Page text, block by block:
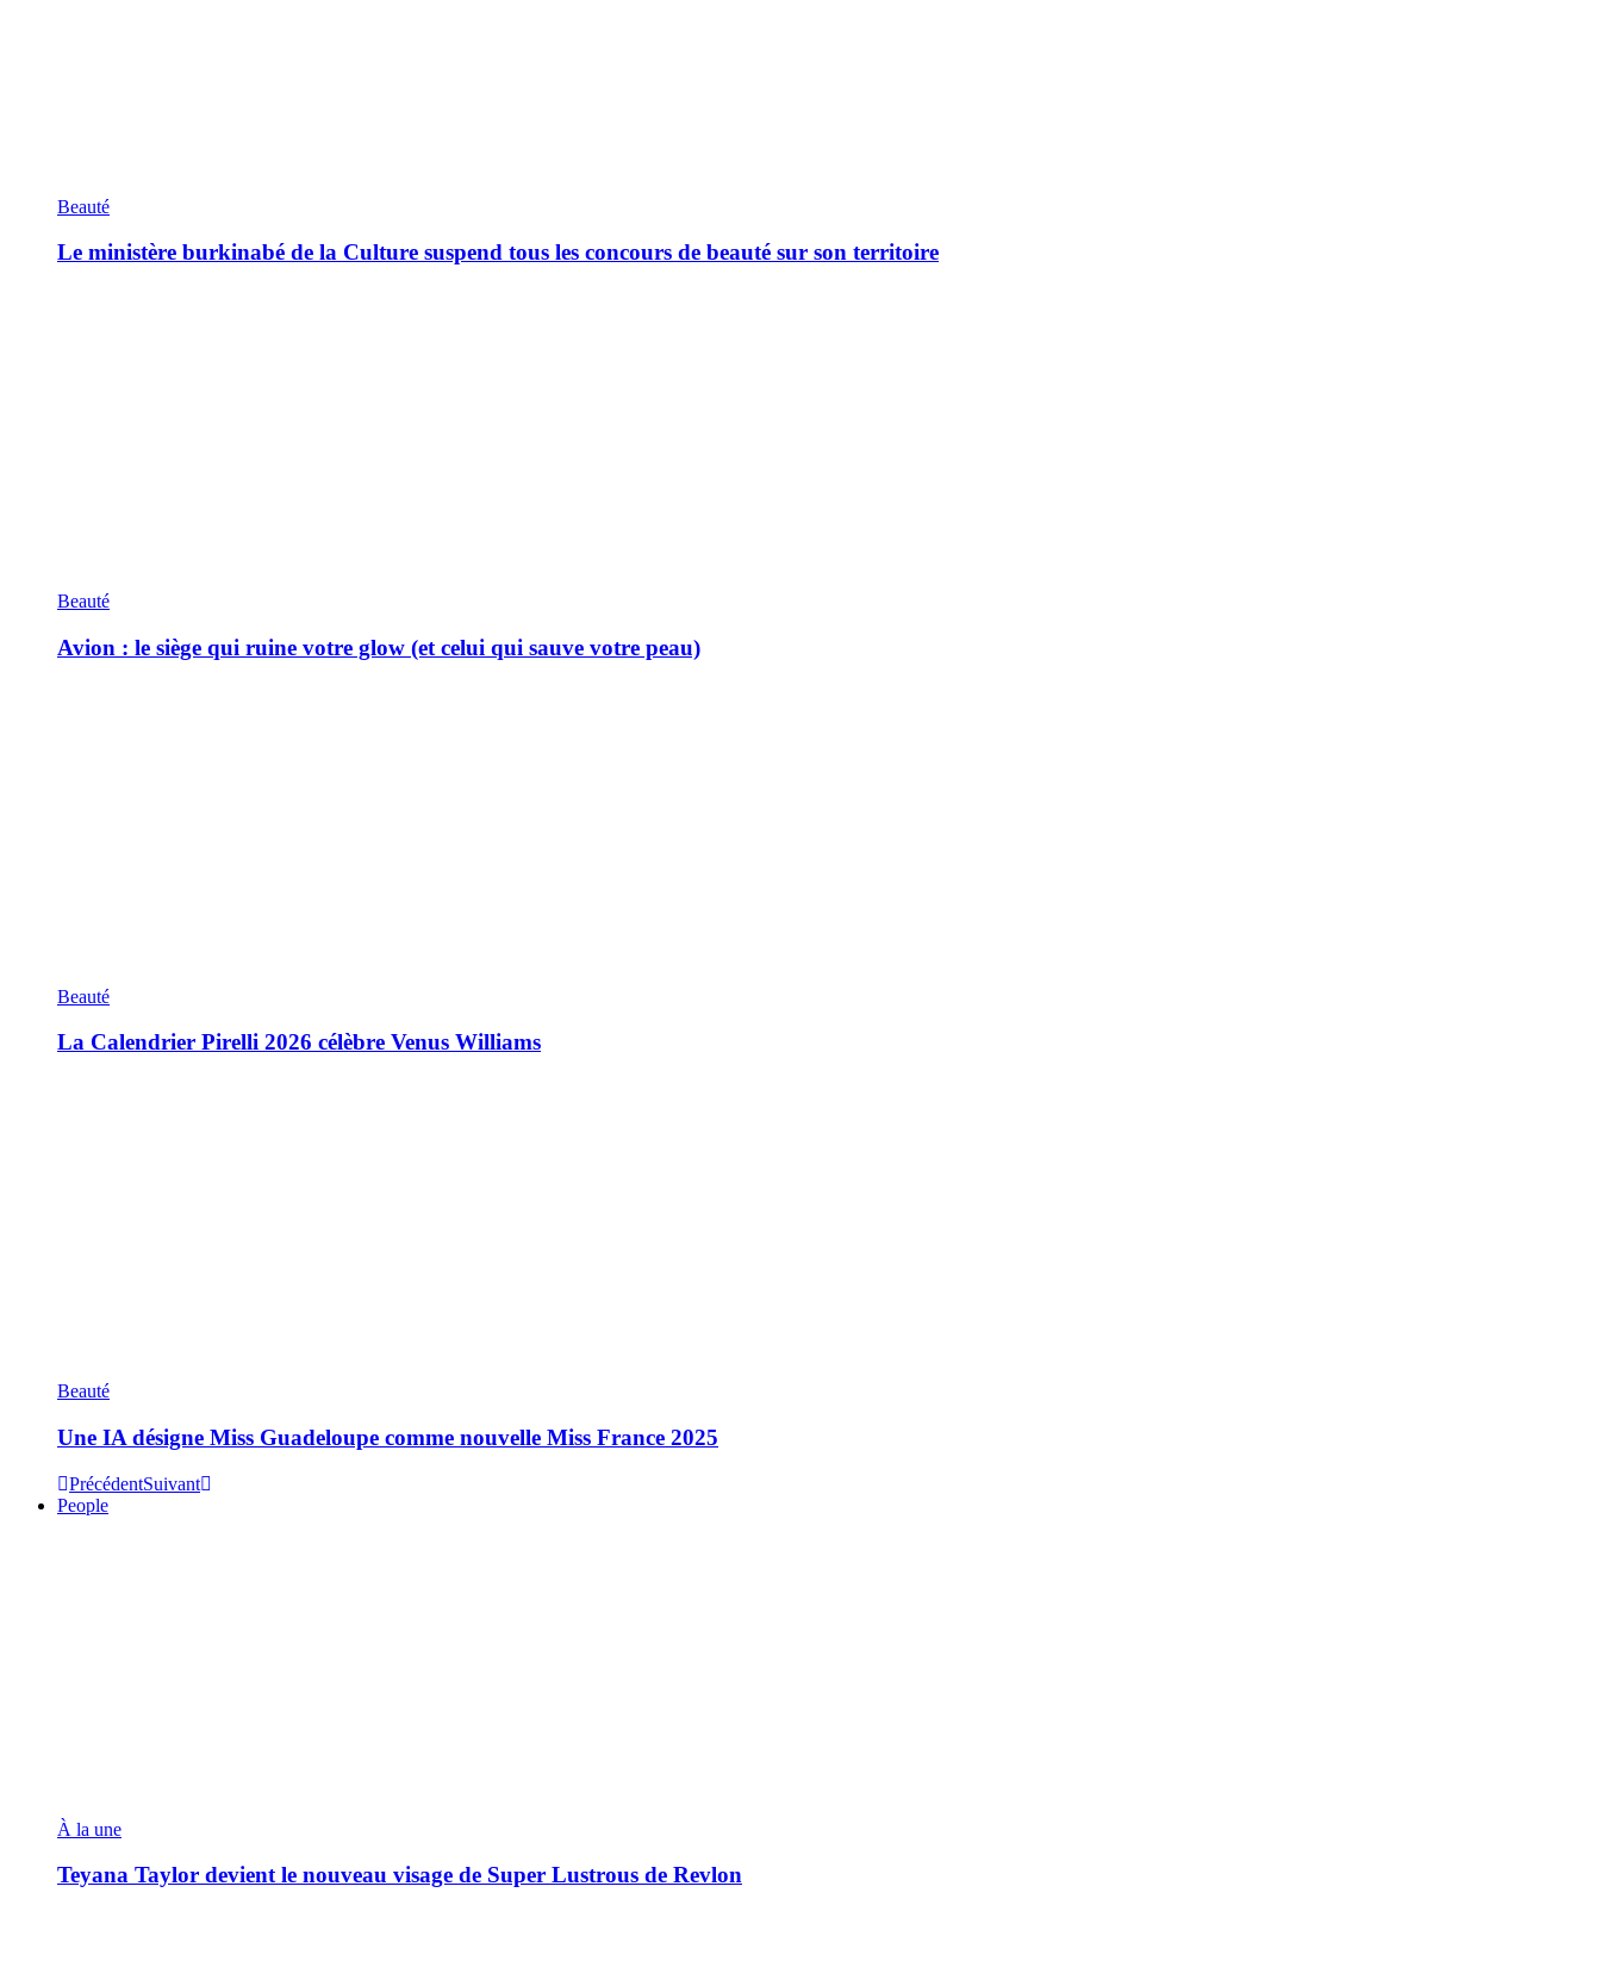
Beauté
Le ministère burkinabé de la Culture suspend tous les concours de beauté sur son territoire
Beauté
Avion : le siège qui ruine votre glow (et celui qui sauve votre peau)
Beauté
La Calendrier Pirelli 2026 célèbre Venus Williams
Beauté
Une IA désigne Miss Guadeloupe comme nouvelle Miss France 2025
PrécédentSuivant
People
À la une
Teyana Taylor devient le nouveau visage de Super Lustrous de Revlon